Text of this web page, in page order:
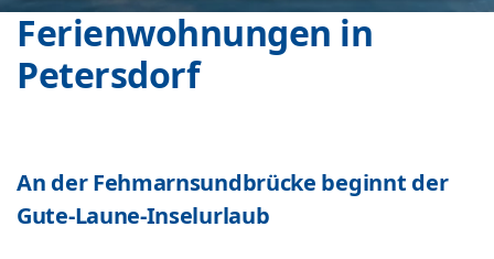
Ferienwohnungen in
Petersdorf
An der Fehmarnsundbrücke beginnt der
Gute-Laune-Inselurlaub